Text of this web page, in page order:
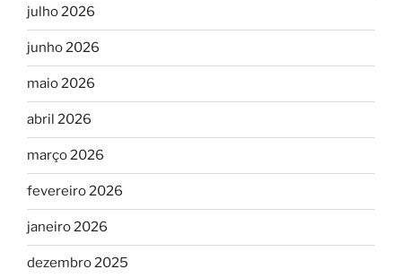
julho 2026
junho 2026
maio 2026
abril 2026
março 2026
fevereiro 2026
janeiro 2026
dezembro 2025